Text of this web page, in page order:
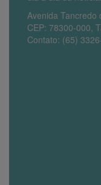
Avenida Tancredo
CEP: 78300-000,
Contato: (65)